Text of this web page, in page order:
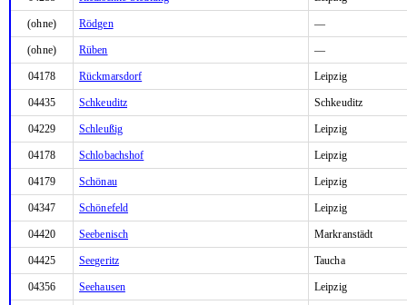
(ohne) Rödgen —
(ohne) Rüben —
04178 Rückmarsdorf Leipzig
04435 Schkeuditz Schkeuditz
04229 Schleußig Leipzig
04178 Schlobachshof Leipzig
04179 Schönau Leipzig
04347 Schönefeld Leipzig
04420 Seebenisch Markranstädt
04425 Seegeritz Taucha
04356 Seehausen Leipzig